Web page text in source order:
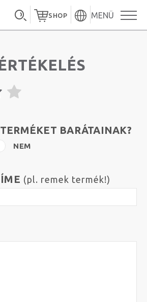
MENÜ
SHOP
BARÁTAINAK?
NEM
(pl. remek termék!)